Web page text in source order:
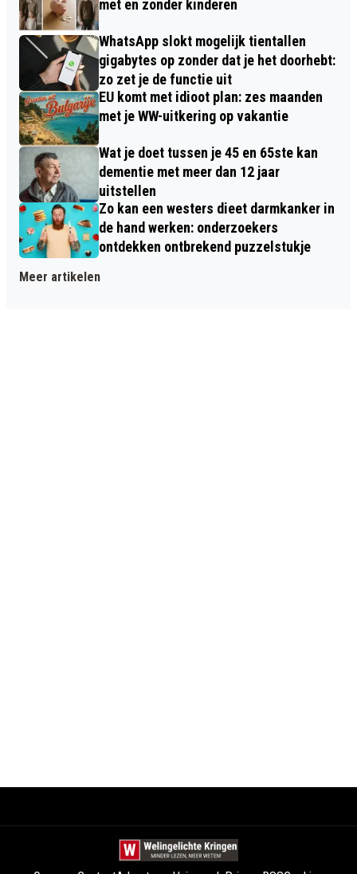
met en zonder kinderen
WhatsApp slokt mogelijk tientallen
gigabytes op zonder dat je het doorhebt:
zo zet je de functie uit
EU komt met idioot plan: zes maanden
met je WW-uitkering op vakantie
Wat je doet tussen je 45 en 65ste kan
dementie met meer dan 12 jaar
uitstellen
Zo kan een westers dieet darmkanker in
de hand werken: onderzoekers
ontdekken ontbrekend puzzelstukje
Meer artikelen